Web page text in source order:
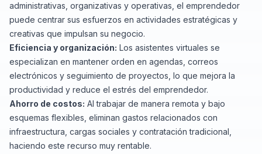
administrativas, organizativas y operativas, el emprendedor
puede centrar sus esfuerzos en actividades estratégicas y
creativas que impulsan su negocio.
Eficiencia y organización: Los asistentes virtuales se
especializan en mantener orden en agendas, correos
electrónicos y seguimiento de proyectos, lo que mejora la
productividad y reduce el estrés del emprendedor.
Ahorro de costos: Al trabajar de manera remota y bajo
esquemas flexibles, eliminan gastos relacionados con
infraestructura, cargas sociales y contratación tradicional,
haciendo este recurso muy rentable.